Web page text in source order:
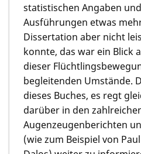
statistischen Angaben
Ausführungen etwas
Dissertation aber nicht
konnte, das war ein Blick
dieser
begleitenden Umstände.
dieses Buches, es regt
darüber in den
Augenzeugenberichten
(wie zum Beispiel von